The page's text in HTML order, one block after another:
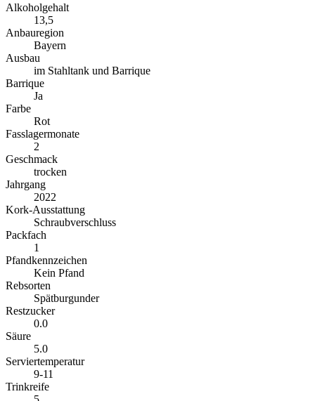
Alkoholgehalt
13,5
Anbauregion
Bayern
Ausbau
im Stahltank und Barrique
Barrique
Ja
Farbe
Rot
Fasslagermonate
2
Geschmack
trocken
Jahrgang
2022
Kork-Ausstattung
Schraubverschluss
Packfach
1
Pfandkennzeichen
Kein Pfand
Rebsorten
Spätburgunder
Restzucker
0.0
Säure
5.0
Serviertemperatur
9-11
Trinkreife